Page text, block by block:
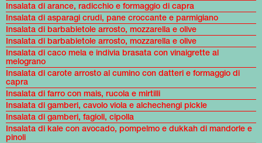
Insalata di arance, radicchio e formaggio di capra
Insalata di asparagi crudi, pane croccante e parmigiano
Insalata di barbabietole arrosto, mozzarella e olive
Insalata di barbabietole arrosto, mozzarella e olive
Insalata di caco mela e indivia brasata con vinaigrette al
melograno
Insalata di carote arrosto al cumino con datteri e formaggio di
capra
Insalata di farro con mais, rucola e mirtilli
Insalata di gamberi, cavolo viola e alchechengi pickle
Insalata di gamberi, fagioli, cipolla
Insalata di kale con avocado, pompelmo e dukkah di mandorle e
pinoli